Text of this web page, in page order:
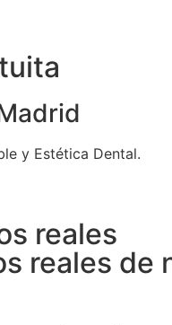
y Estética Dental.
reales
reales